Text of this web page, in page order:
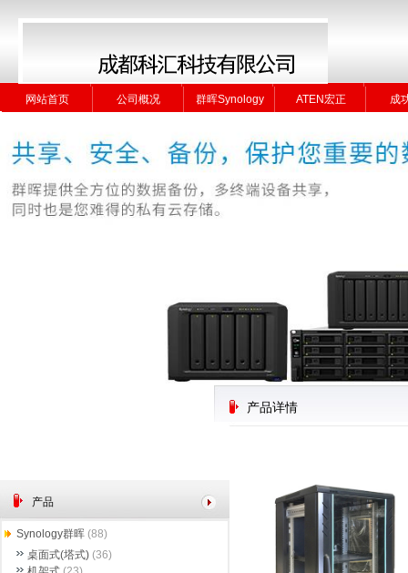
网站首页 公司概况 群晖Synology ATEN宏正 成
网站首页 公司概况 群晖Synology ATEN宏正 成
产品详情
产品
Synology群晖 (88)
桌面式(塔式) (36)